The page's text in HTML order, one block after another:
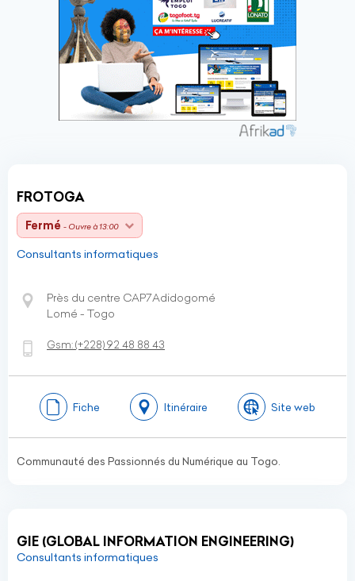
FROTOGA
Fermé - Ouvre à 13:00
Consultants informatiques
Près du centre CAP7Adidogomé
Lomé - Togo
Gsm:(+228)92 48 88 43
Fiche Itinéraire Site web
Communauté des Passionnés du Numérique au Togo.
GIE (GLOBAL INFORMATION ENGINEERING)
Consultants informatiques